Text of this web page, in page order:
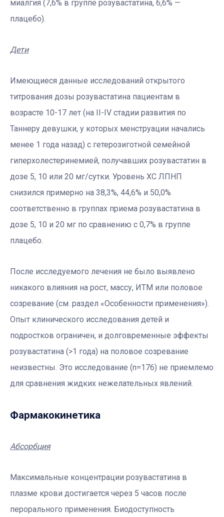
миалгия (7,6% в группе розувастатина, 6,6% —
плацебо).
Дети
Имеющиеся данные исследований открытого
титрования дозы розувастатина пациентам в
возрасте 10-17 лет (на II-IV стадии развития по
Таннеру девушки, у которых менструации начались
менее 1 года назад) с гетерозиготной семейной
гиперхолестеринемией, получавших розувастатин в
дозе 5, 10 или 20 мг/сутки. Уровень ХС ЛПНП
снизился примерно на 38,3%, 44,6% и 50,0%
соответственно в группах приема розувастатина в
дозе 5, 10 и 20 мг по сравнению с 0,7% в группе
плацебо.
После исследуемого лечения не было выявлено
никакого влияния на рост, массу, ИТМ или половое
созревание (см. раздел «Особенности применения»).
Опыт клинического исследования детей и
подростков ограничен, и долговременные эффекты
розувастатина (>1 года) на половое созревание
неизвестны. Это исследование (n=176) не приемлемо
для сравнения жидких нежелательных явлений.
Фармакокинетика
Абсорбция
Максимальные концентрации розувастатина в
плазме крови достигается через 5 часов после
перорального применения. Биодоступность